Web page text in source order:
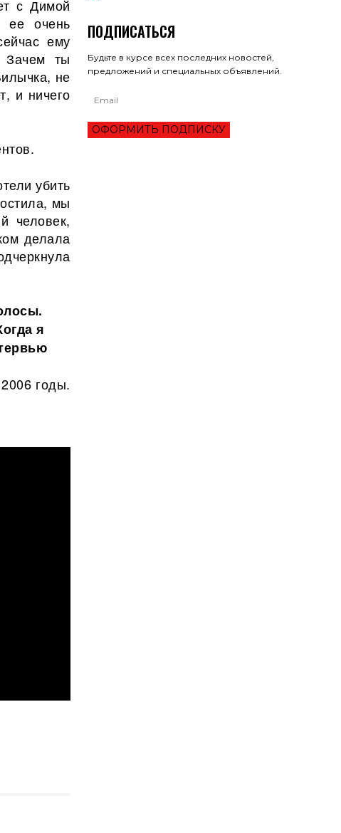
с Димой
ее очень
ему
Зачем ты
не
и ничего
убить
мы
человек,
делала
я
годы.
ПОДПИСАТЬСЯ
Будьте в курсе всех последних новостей,
предложений и специальных объявлений.
ОФОРМИТЬ ПОДПИСКУ